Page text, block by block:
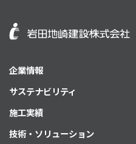
企業情報
サステナビリティ
施工実績
技術・ソリューション